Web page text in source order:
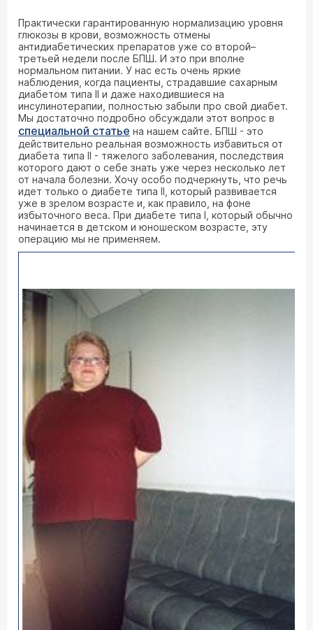
Практически гарантированную нормализацию уровня
глюкозы в крови, возможность отмены
антидиабетических препаратов уже со второй–
третьей недели после БПШ. И это при вполне
нормальном питании. У нас есть очень яркие
наблюдения, когда пациенты, страдавшие сахарным
диабетом типа II и даже находившиеся на
инсулинотерапии, полностью забыли про свой диабет.
Мы достаточно подробно обсуждали этот вопрос в
специальной статье на нашем сайте. БПШ - это
действительно реальная возможность избавиться от
диабета типа II - тяжелого заболевания, последствия
которого дают о себе знать уже через несколько лет
от начала болезни. Хочу особо подчеркнуть, что речь
идет только о диабете типа II, который развивается
уже в зрелом возрасте и, как правило, на фоне
избыточного веса. При диабете типа I, который обычно
начинается в детском и юношеском возрасте, эту
операцию мы не применяем.